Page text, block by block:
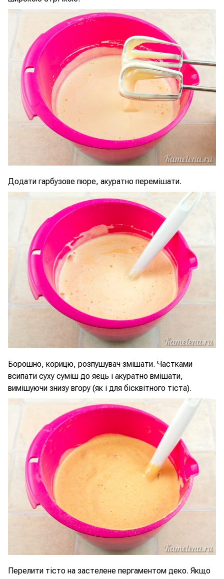
Додати гарбузове пюре, акуратно перемішати.
Борошно, корицю, розпушувач змішати. Частками
всипати суху суміш до яєць і акуратно вмішати,
вимішуючи знизу вгору (як і для бісквітного тіста).
Перелити тісто на застелене пергаментом деко. Якщо